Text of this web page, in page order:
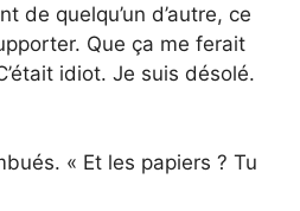
de quelqu’un d’autre, ce
Que ça me ferait
idiot. Je suis désolé.
« Et les papiers ? Tu